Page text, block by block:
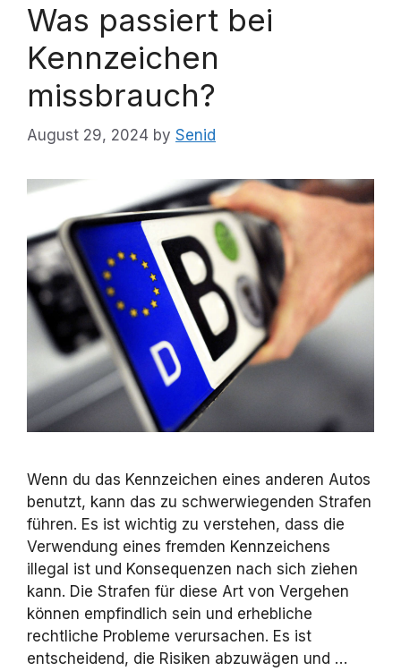
Was passiert bei
Kennzeichen
missbrauch?
August 29, 2024 by Senid
Wenn du das Kennzeichen eines anderen Autos
benutzt, kann das zu schwerwiegenden Strafen
führen. Es ist wichtig zu verstehen, dass die
Verwendung eines fremden Kennzeichens
illegal ist und Konsequenzen nach sich ziehen
kann. Die Strafen für diese Art von Vergehen
können empfindlich sein und erhebliche
rechtliche Probleme verursachen. Es ist
entscheidend, die Risiken abzuwägen und …